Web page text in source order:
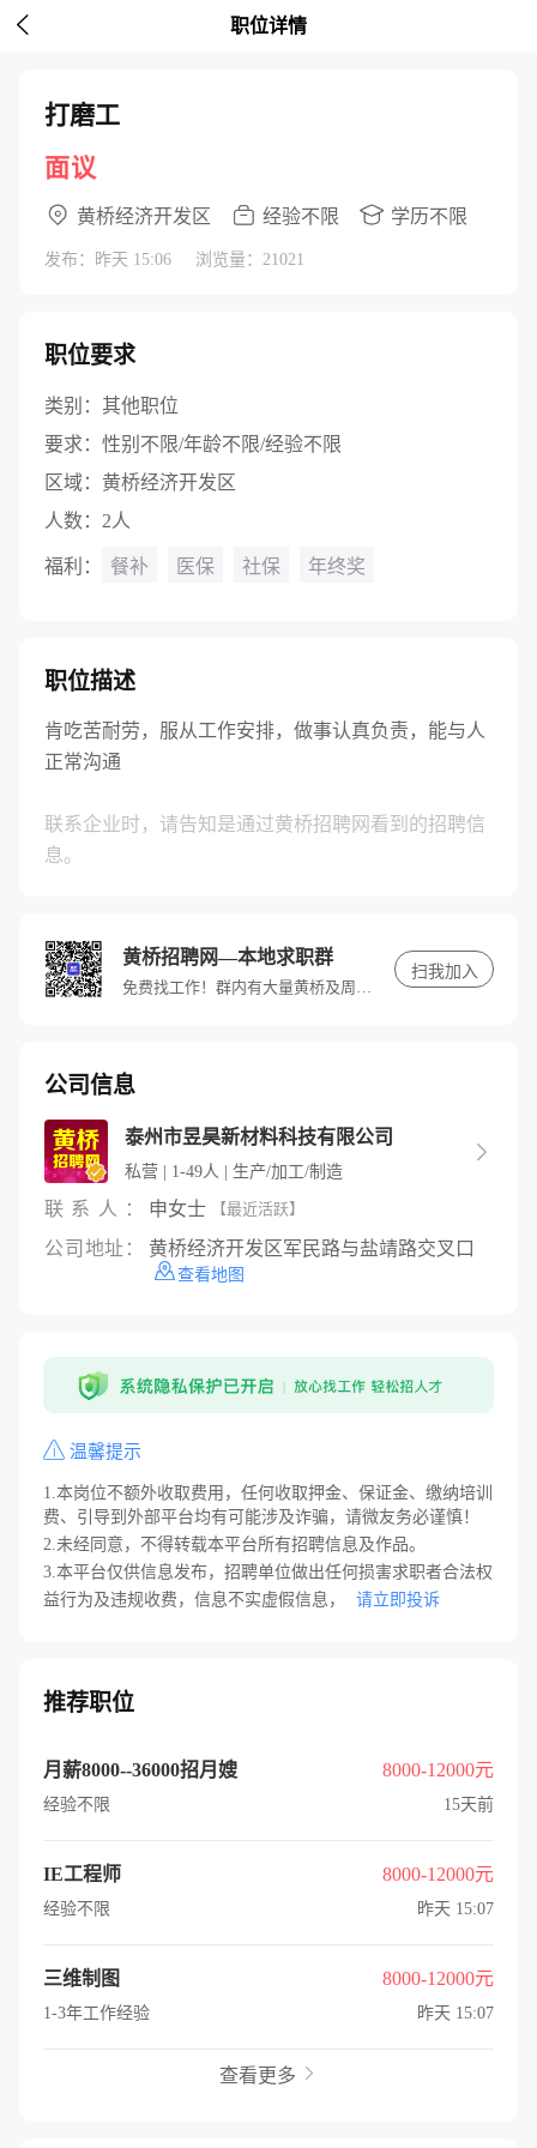
 职位详情
打磨工
面议
黄桥经济开发区 经验不限 学历不限
发布：昨天 15:06 浏览量：21021
职位要求
类别： 其他职位
要求： 性别不限/年龄不限/经验不限
区域： 黄桥经济开发区
人数： 2人
福利： 餐补 医保 社保 年终奖
职位描述
肯吃苦耐劳，服从工作安排，做事认真负责，能与人
正常沟通
联系企业时，请告知是通过黄桥招聘网看到的招聘信
息。
黄桥招聘网—本地求职群
免费找工作！群内有大量黄桥及周边优质高薪岗位，快进群，带你找好工作。
扫我加入
公司信息
泰州市昱昊新材料科技有限公司
私营 | 1-49人 | 生产/加工/制造

联系人： 申女士 【最近活跃】
公司地址： 黄桥经济开发区军民路与盐靖路交叉口
查看地图
温馨提示
1.本岗位不额外收取费用，任何收取押金、保证金、缴纳培训
费、引导到外部平台均有可能涉及诈骗，请微友务必谨慎！
2.未经同意，不得转载本平台所有招聘信息及作品。
3.本平台仅供信息发布，招聘单位做出任何损害求职者合法权
益行为及违规收费，信息不实虚假信息，
请立即投诉
推荐职位
月薪8000--36000招月嫂 8000-12000元
经验不限 15天前
IE工程师 8000-12000元
经验不限 昨天 15:07
三维制图 8000-12000元
1-3年工作经验 昨天 15:07
查看更多 